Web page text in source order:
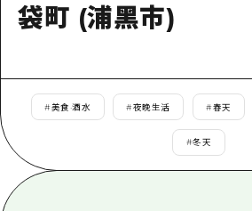
推薦
活動·廟會
美食·酒水
騎自行車
Dive! Hiroshima
廣島隨意旅行
廣島市內
列表
廣島市內
活動
袋町 (浦黑市)
#美食·酒水 #夜晚生活 #春天
#冬天